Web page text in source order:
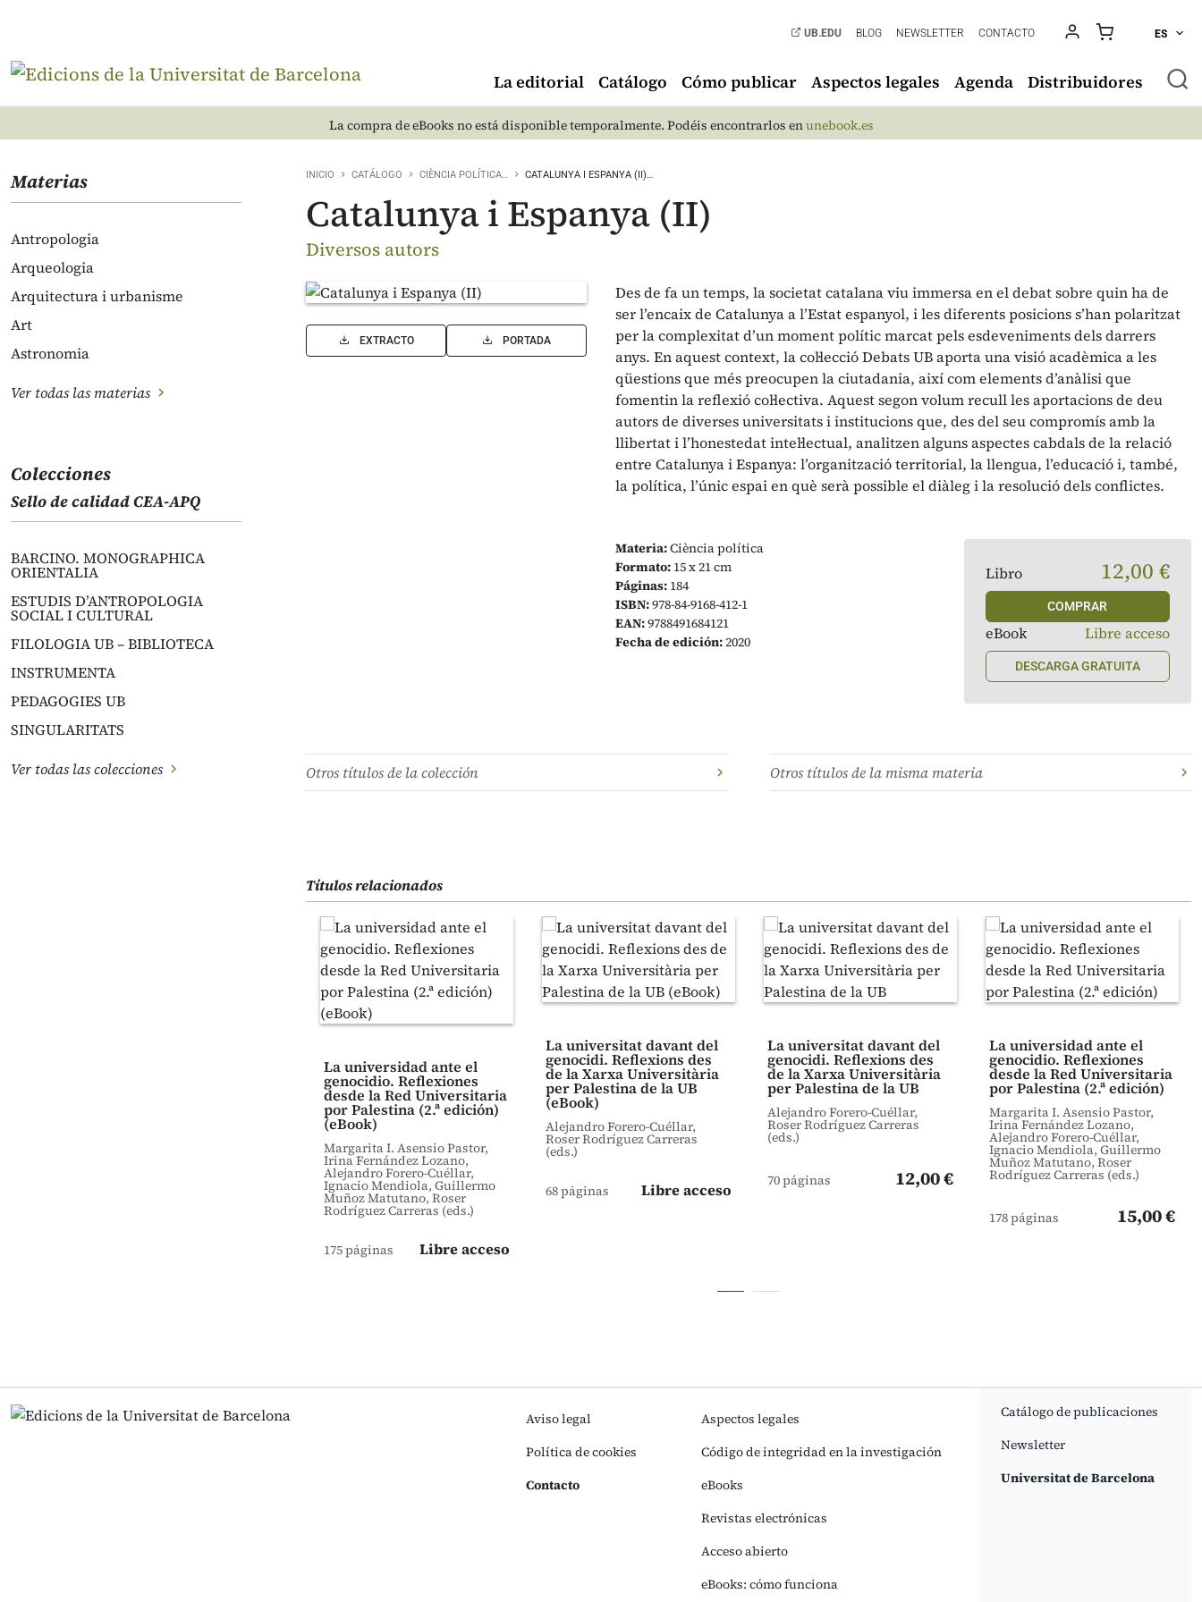
UB.EDU BLOG NEWSLETTER CONTACTO ES
La editorial Catálogo Cómo publicar Aspectos legales Agenda Distribuidores
La compra de eBooks no está disponible temporalmente. Podéis encontrarlos enunebook.es
Materias
Antropologia
Arqueologia
Arquitectura i urbanisme
Art
Astronomia
Ver todas las materias
Colecciones
Sello de calidad CEA-APQ
BARCINO. MONOGRAPHICA
ORIENTALIA
ESTUDIS D’ANTROPOLOGIA
SOCIAL I CULTURAL
FILOLOGIA UB – BIBLIOTECA
INSTRUMENTA
PEDAGOGIES UB
SINGULARITATS
Ver todas las colecciones
INICIO CATÁLOGO CIÈNCIA POLÍTICA… CATALUNYA I ESPANYA (II)…
Catalunya i Espanya (II)
Diversos autors
EXTRACTO PORTADA
Des de fa un temps, la societat catalana viu immersa en el debat sobre quin ha de
ser l’encaix de Catalunya a l’Estat espanyol, i les diferents posicions s’han polaritzat
per la complexitat d’un moment polític marcat pels esdeveniments dels darrers
anys. En aquest context, la col·lecció Debats UB aporta una visió acadèmica a les
qüestions que més preocupen la ciutadania, així com elements d’anàlisi que
fomentin la reflexió col·lectiva. Aquest segon volum recull les aportacions de deu
autors de diverses universitats i institucions que, des del seu compromís amb la
llibertat i l’honestedat intel·lectual, analitzen alguns aspectes cabdals de la relació
entre Catalunya i Espanya: l’organització territorial, la llengua, l’educació i, també,
la política, l’únic espai en què serà possible el diàleg i la resolució dels conflictes.
Materia:Ciència política
Formato: 15 x 21 cm
Páginas: 184
ISBN:978-84-9168-412-1
EAN:9788491684121
Fecha de edición:2020
Libro 12,00 €
COMPRAR
eBook Libre acceso
DESCARGA GRATUITA
Otros títulos de la colección Otros títulos de la misma materia
Títulos relacionados
La universidad ante el
genocidio. Reflexiones
desde la Red Universitaria
por Palestina (2.ª edición)
(eBook)
Margarita I. Asensio Pastor,
Irina Fernández Lozano,
Alejandro Forero-Cuéllar,
Ignacio Mendiola, Guillermo
Muñoz Matutano, Roser
Rodríguez Carreras (eds.)
175 páginas Libre acceso
La universitat davant del
genocidi. Reflexions des
de la Xarxa Universitària
per Palestina de la UB
(eBook)
Alejandro Forero-Cuéllar,
Roser Rodríguez Carreras
(eds.)
68 páginas Libre acceso
La universitat davant del
genocidi. Reflexions des
de la Xarxa Universitària
per Palestina de la UB
Alejandro Forero-Cuéllar,
Roser Rodríguez Carreras
(eds.)
70 páginas 12,00 €
La universidad ante el
genocidio. Reflexiones
desde la Red Universitaria
por Palestina (2.ª edición)
Margarita I. Asensio Pastor,
Irina Fernández Lozano,
Alejandro Forero-Cuéllar,
Ignacio Mendiola, Guillermo
Muñoz Matutano, Roser
Rodríguez Carreras (eds.)
178 páginas 15,00 €
Aviso legal
Política de cookies
Contacto
Aspectos legales
Código de integridad en la investigación
eBooks
Revistas electrónicas
Acceso abierto
eBooks: cómo funciona
Catálogo de publicaciones
Newsletter
Universitat de Barcelona